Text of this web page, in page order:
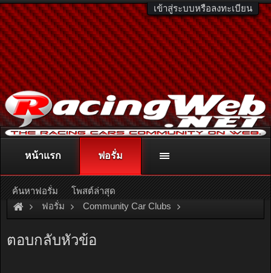
เข้าสู่ระบบหรือลงทะเบียน
ติดต่อลงโฆษณา racingweb@gmail.comหรือโทร. 081-811-1138
หรืออ่านรายละเอียดเพิ่มเติม คลิกที่นี่
ฟอรั่ม Community Car Clubs
ตอบกลับหัวข้อ
หน้าแรก ฟอรั่ม
ค้นหาฟอรั่ม โพสต์ล่าสุด